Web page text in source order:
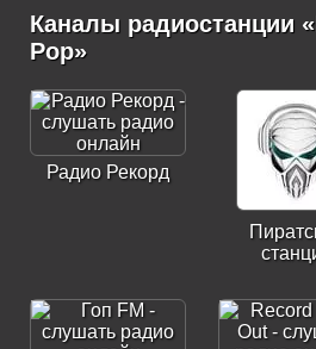
Каналы радиостанции
Pop»
Радио Рекорд